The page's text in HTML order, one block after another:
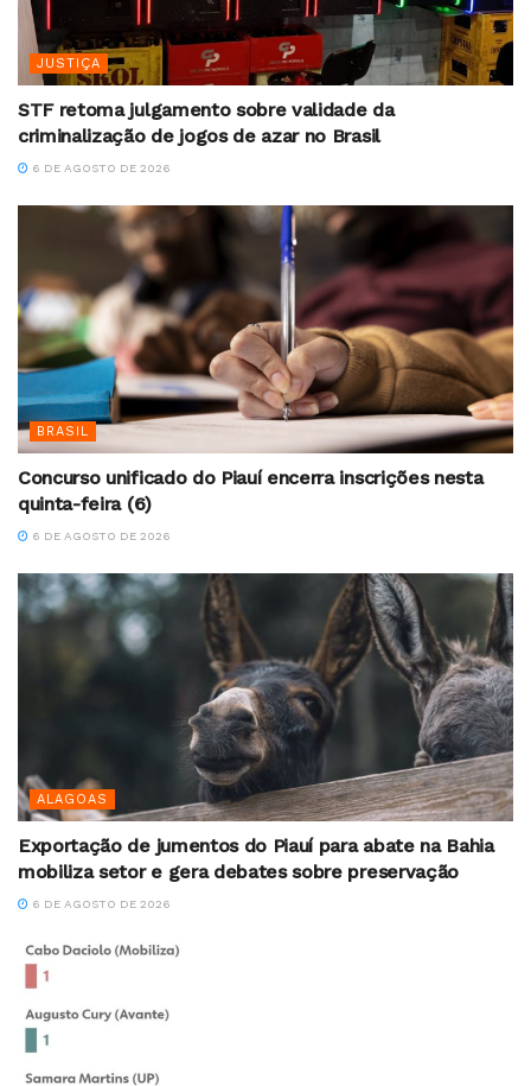
JUSTIÇA
STF retoma julgamento sobre validade da
criminalização de jogos de azar no Brasil
6 DE AGOSTO DE 2026
BRASIL
Concurso unificado do Piauí encerra inscrições nesta
quinta-feira (6)
6 DE AGOSTO DE 2026
ALAGOAS
Exportação de jumentos do Piauí para abate na Bahia
mobiliza setor e gera debates sobre preservação
6 DE AGOSTO DE 2026